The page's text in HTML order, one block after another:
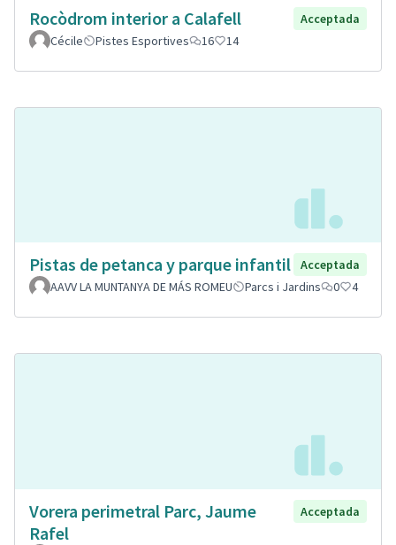
Rocòdrom interior a Calafell
Acceptada
Cécile
Pistes Esportives 16 14
Pistas de petanca y parque infantil
Acceptada
AAVV LA MUNTANYA DE MÁS ROMEU
Parcs i Jardins 0 4
Vorera perimetral Parc, Jaume
Rafel
Acceptada